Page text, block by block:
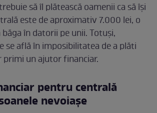
să îl plătească oamenii ca să își
este de aproximativ 7.000 lei, o
în datorii pe unii. Totuși,
se află în imposibilitatea de a plăti
primi un ajutor financiar.
pentru centrală
nevoiașe